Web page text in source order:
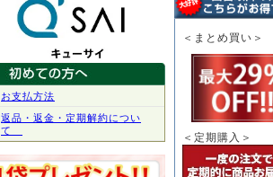
お支払方法
返品・返金・定期解約につい
て
＜まとめ買い＞
＜定期購入＞